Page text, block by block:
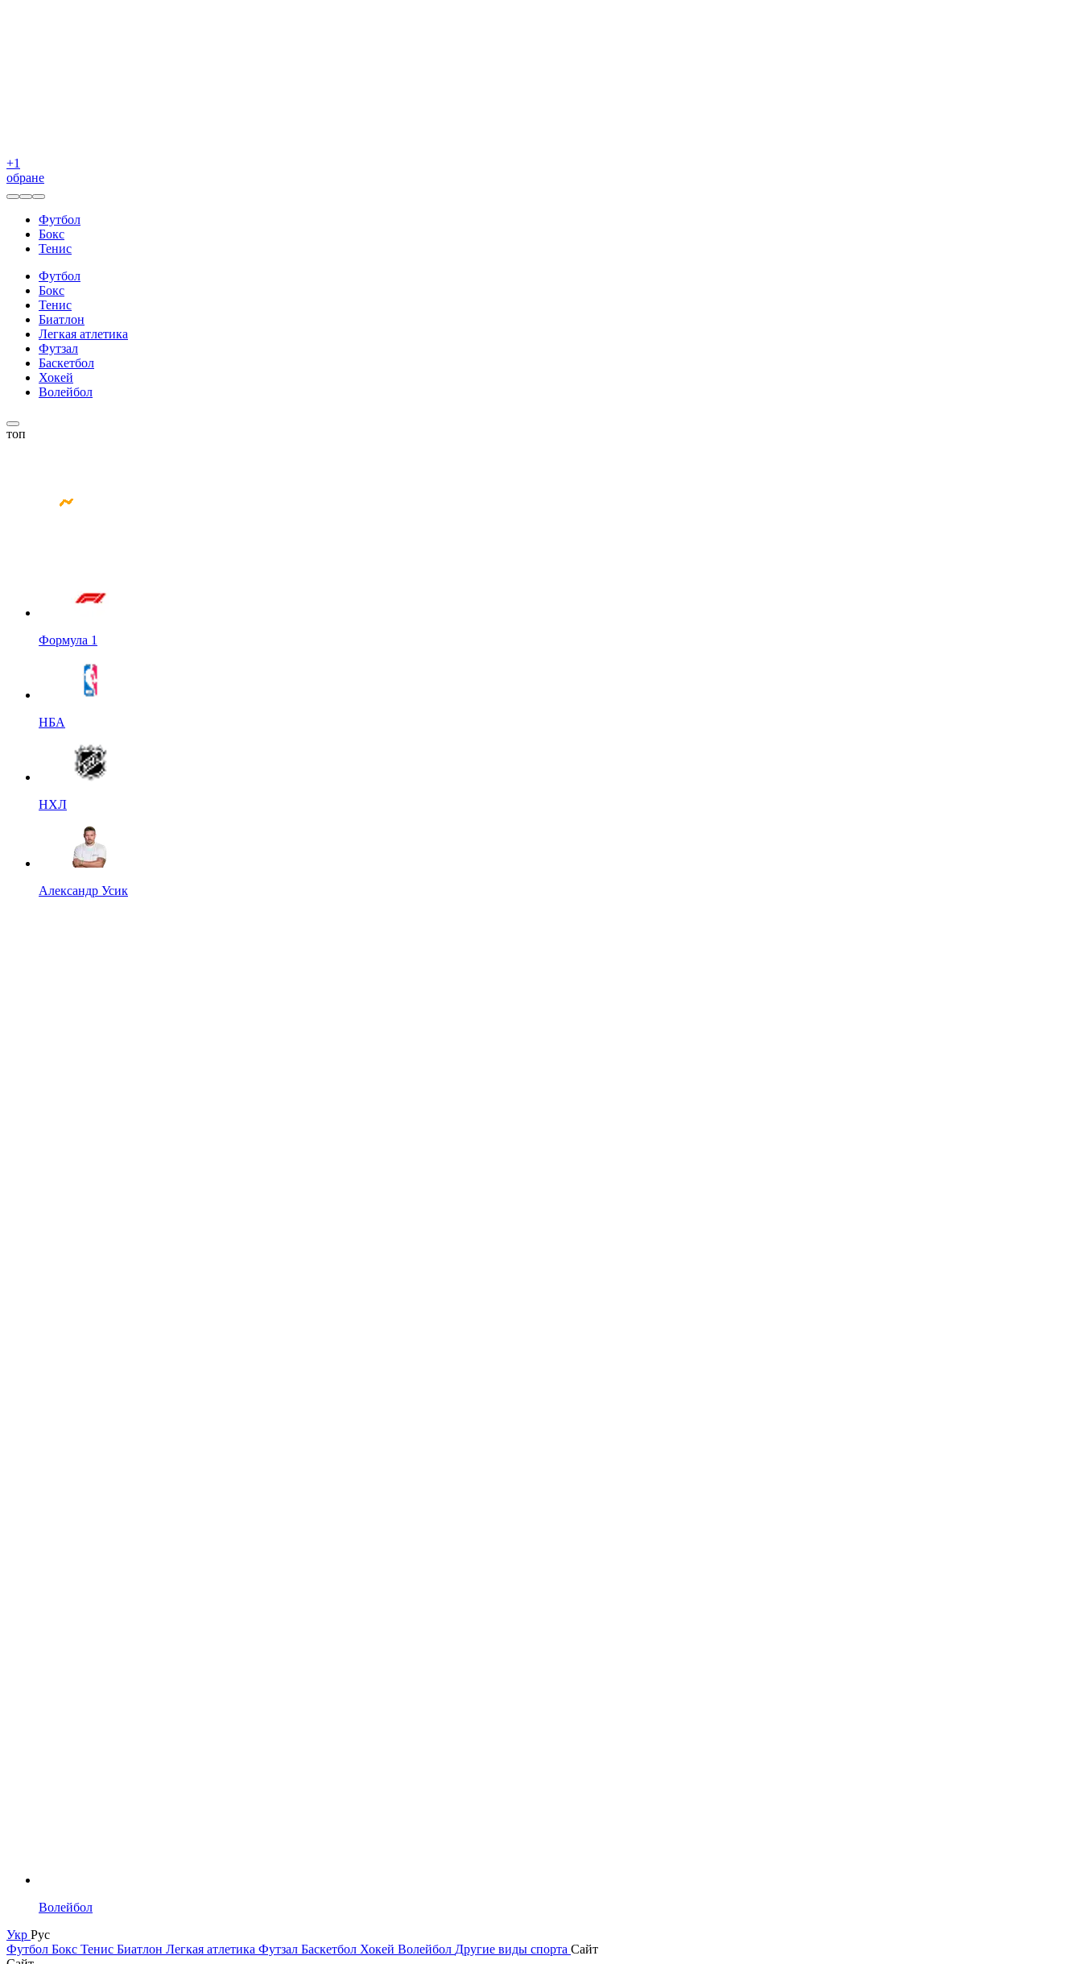
+1
обране
Футбол
Бокс
Тенис
Футбол
Бокс
Тенис
Биатлон
Легкая атлетика
Футзал
Баскетбол
Хокей
Волейбол
топ
Формула 1
НБА
НХЛ
Александр Усик
Волейбол
Укр Рус
Футбол Бокс Тенис Биатлон Легкая атлетика Футзал Баскетбол Хокей Волейбол Другие виды спорта Сайт